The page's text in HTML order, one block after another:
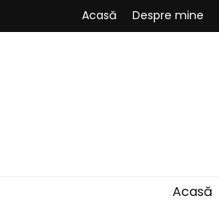
Acasă Despre mine
Acasă